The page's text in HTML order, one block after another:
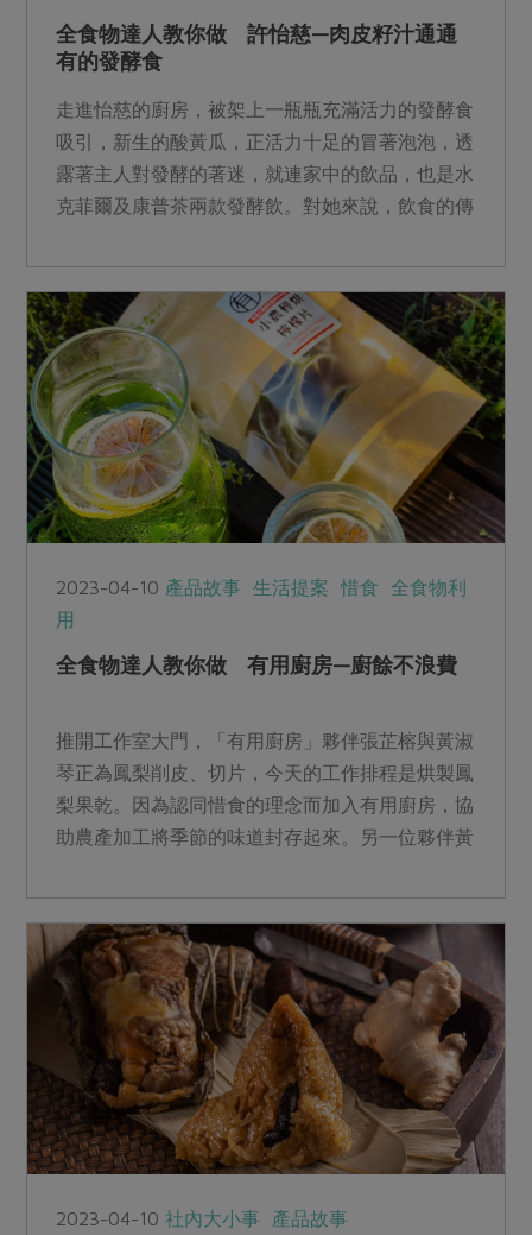
全食物達人教你做 許怡慈—肉皮籽汁通通
有的發酵食
走進怡慈的廚房，被架上一瓶瓶充滿活力的發酵食
吸引，新生的酸黃瓜，正活力十足的冒著泡泡，透
露著主人對發酵的著迷，就連家中的飲品，也是水
克菲爾及康普茶兩款發酵飲。對她來說，飲食的傳
2023-04-10 產品故事 生活提案 惜食
全食物利
用
全食物達人教你做 有用廚房—廚餘不浪費
推開工作室大門，「有用廚房」夥伴張芷榕與黃淑
琴正為鳳梨削皮、切片，今天的工作排程是烘製鳳
梨果乾。因為認同惜食的理念而加入有用廚房，協
助農產加工將季節的味道封存起來。另一位夥伴黃
加工的行列。
2023-04-10社內大小事 產品故事